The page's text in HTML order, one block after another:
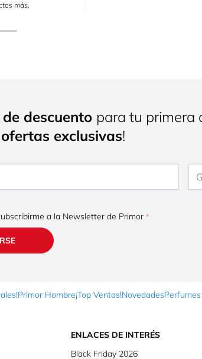
más.
descuento para tu primera
ofertas exclusivas!
a la Newsletter de Primor
Primor Hombre¡Top Ventas!Novedades
ENLACES DE INTERÉS
Black Friday 2026